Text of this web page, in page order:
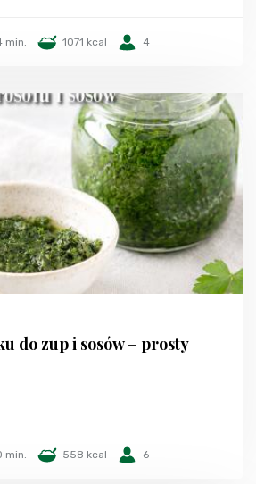
min. 1071 kcal 4
do zup i sosów – prosty
min. 558 kcal 6